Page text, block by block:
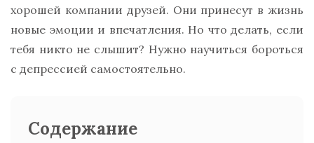
хорошей компании друзей. Они принесут в жизнь
новые эмоции и впечатления. Но что делать, если
тебя никто не слышит? Нужно научиться бороться
с депрессией самостоятельно.
Содержание